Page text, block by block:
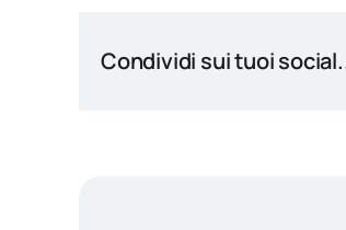
Condividi sui tuoi